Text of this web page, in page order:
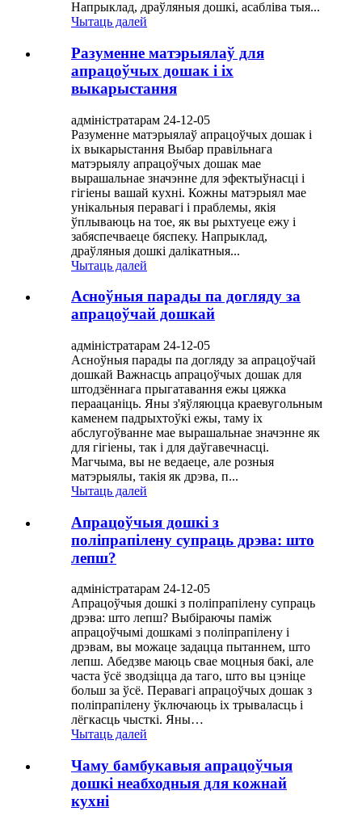
Напрыклад, драўляныя дошкі, асабліва тыя...
Чытаць далей
Разуменне матэрыялаў для
апрацоўчых дошак і іх
выкарыстання
адміністратарам 24-12-05
Разуменне матэрыялаў апрацоўчых дошак і
іх выкарыстання Выбар правільнага
матэрыялу апрацоўчых дошак мае
вырашальнае значэнне для эфектыўнасці і
гігіены вашай кухні. Кожны матэрыял мае
унікальныя перавагі і праблемы, якія
ўплываюць на тое, як вы рыхтуеце ежу і
забяспечваеце бяспеку. Напрыклад,
драўляныя дошкі далікатныя...
Чытаць далей
Асноўныя парады па догляду за
апрацоўчай дошкай
адміністратарам 24-12-05
Асноўныя парады па догляду за апрацоўчай
дошкай Важнасць апрацоўчых дошак для
штодзённага прыгатавання ежы цяжка
пераацаніць. Яны з'яўляюцца краевугольным
каменем падрыхтоўкі ежы, таму іх
абслугоўванне мае вырашальнае значэнне як
для гігіены, так і для даўгавечнасці.
Магчыма, вы не ведаеце, але розныя
матэрыялы, такія як дрэва, п...
Чытаць далей
Апрацоўчыя дошкі з
поліпрапілену супраць дрэва: што
лепш?
адміністратарам 24-12-05
Апрацоўчыя дошкі з поліпрапілену супраць
дрэва: што лепш? Выбіраючы паміж
апрацоўчымі дошкамі з поліпрапілену і
дрэвам, вы можаце задацца пытаннем, што
лепш. Абедзве маюць свае моцныя бакі, але
часта ўсё зводзіцца да таго, што вы цэніце
больш за ўсё. Перавагі апрацоўчых дошак з
поліпрапілену ўключаюць іх трываласць і
лёгкасць чысткі. Яны…
Чытаць далей
Чаму бамбукавыя апрацоўчыя
дошкі неабходныя для кожнай
кухні